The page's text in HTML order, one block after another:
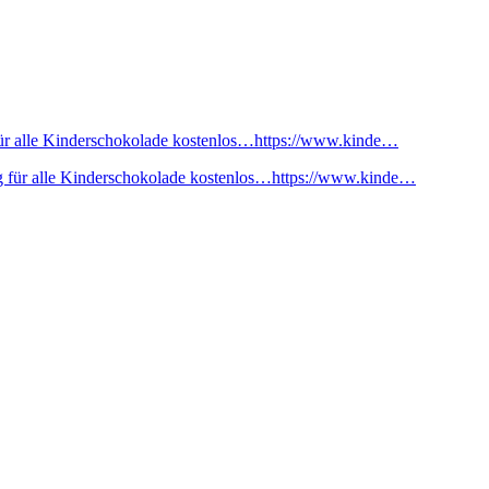
alle Kinderschokolade kostenlos…https://www.kinde…
für alle Kinderschokolade kostenlos…https://www.kinde…